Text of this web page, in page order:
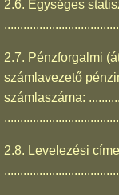
2.6. Egységes
2.7. Pénzforgalmi
számlavezető
számlaszáma:
2.8. Levelezési